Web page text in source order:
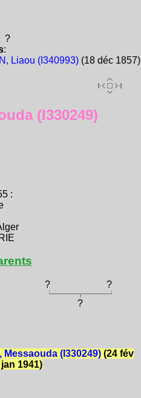
?
:
Liaou (I340993)(18 déc 1857)
(I330249)
:
?
?
?
Messaouda (I330249)(24 fév
1941)